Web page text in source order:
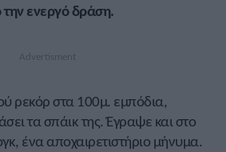
ενεργό δράση.
ρεκόρ στα 100μ. εμπόδια,
τα σπάικ της. Έγραψε και στο
ένα αποχαιρετιστήριο μήνυμα.